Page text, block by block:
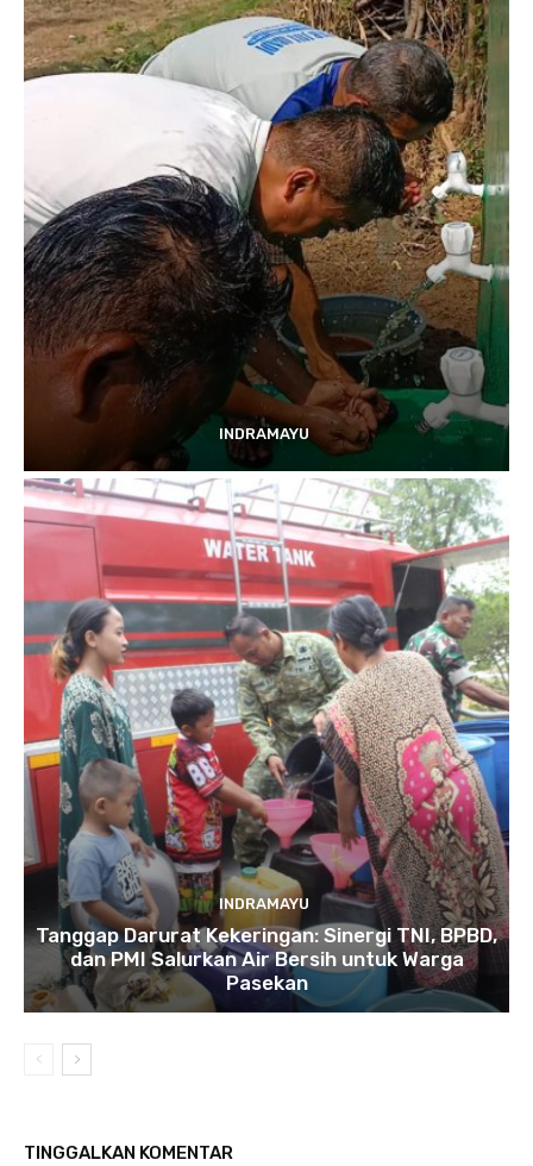
INDRAMAYU
INDRAMAYU
​Tanggap Darurat Kekeringan: Sinergi TNI, BPBD,
dan PMI Salurkan Air Bersih untuk Warga
Pasekan
TINGGALKAN KOMENTAR